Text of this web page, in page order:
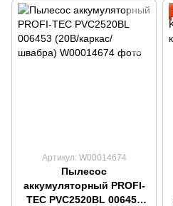
Артикул: W00014674
Пылесос
аккумуляторный PROFI-
TEC PVC2520BL 006453